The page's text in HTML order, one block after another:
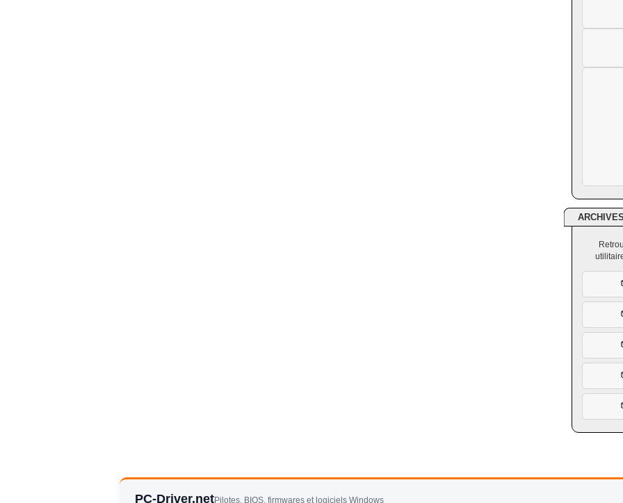
PC-Driver.netPilotes, BIOS, firmwares et logiciels Windows